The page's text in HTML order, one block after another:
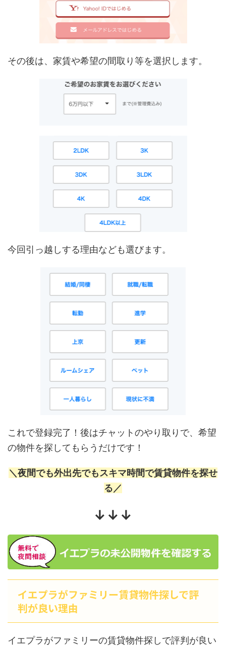
その後は、家賃や希望の間取り等を選択します。
今回引っ越しする理由なども選びます。
これで登録完了！後はチャットのやり取りで、希望
の物件を探してもらうだけです！
＼夜間でも外出先でもスキマ時間で賃貸物件を探せ
る／
↓↓↓
イエプラがファミリー賃貸物件探しで評
判が良い理由
イエプラがファミリーの賃貸物件探しで評判が良い